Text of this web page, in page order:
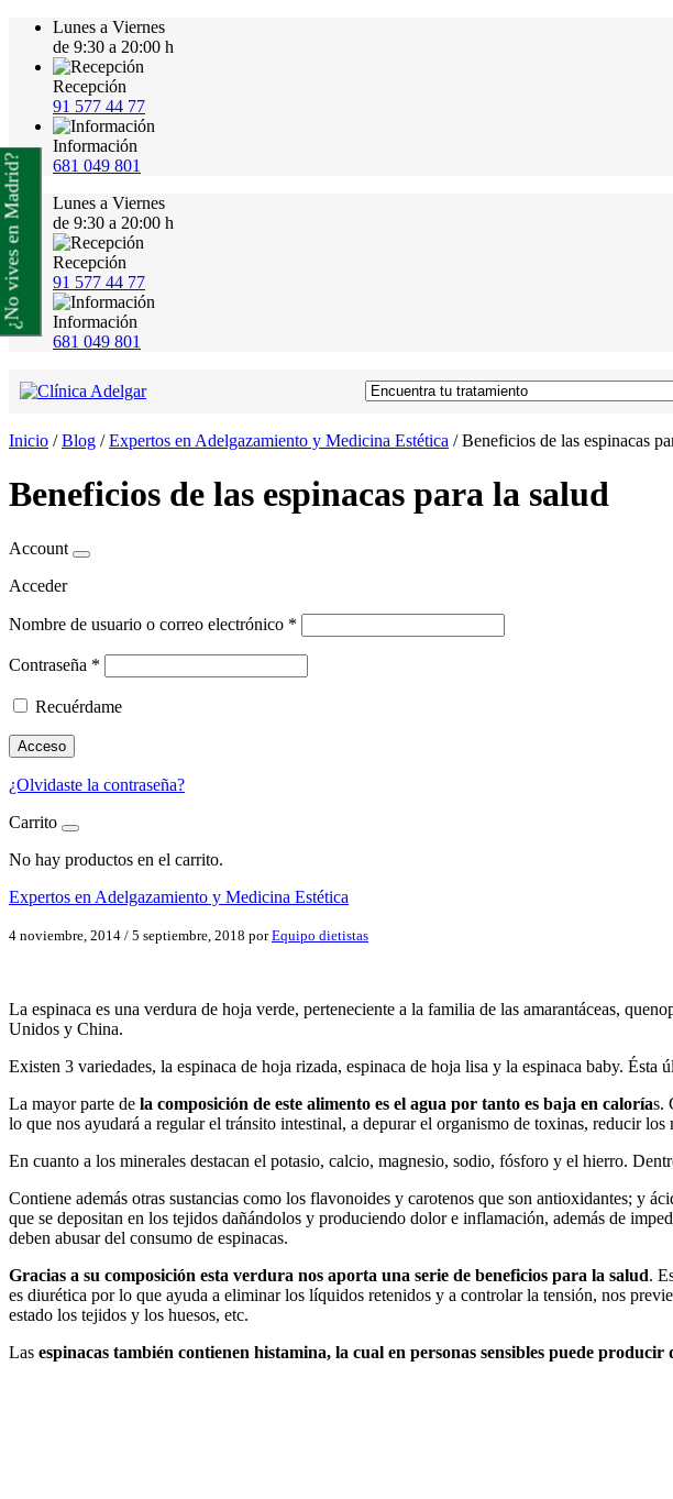
Lunes a Viernes
de 9:30 a 20:00 h
Recepción
91 577 44 77
Información
681 049 801
Lunes a Viernes
de 9:30 a 20:00 h
Recepción
91 577 44 77
Información
681 049 801
Inicio /Blog /Expertos en Adelgazamiento y Medicina Estética /Beneficios de las espinacas
Beneficios de las espinacas para la salud
Account
Acceder
Nombre de usuario o correo electrónico *
Contraseña *
Recuérdame
Acceso
¿Olvidaste la contraseña?
Carrito
No hay productos en el carrito.
Expertos en Adelgazamiento y Medicina Estética
4 noviembre, 2014 / 5 septiembre, 2018 porEquipo dietistas
La espinaca es una verdura de hoja verde, perteneciente a la familia de las amarantáceas,
Unidos y China.
Existen 3 variedades, la espinaca de hoja rizada, espinaca de hoja lisa y la espinaca baby. Ésta
La mayor parte de la composición de este alimento es el agua por tanto es baja en calorías.
lo que nos ayudará a regular el tránsito intestinal, a depurar el organismo de toxinas, reducir
En cuanto a los minerales destacan el potasio, calcio, magnesio, sodio, fósforo y el hierro.
Contiene además otras sustancias como los flavonoides y carotenos que son antioxidantes; y
que se depositan en los tejidos dañándolos y produciendo dolor e inflamación, además de
deben abusar del consumo de espinacas.
Gracias a su composición esta verdura nos aporta una serie de beneficios para la salud.
es diurética por lo que ayuda a eliminar los líquidos retenidos y a controlar la tensión, nos
estado los tejidos y los huesos, etc.
Las espinacas también contienen histamina, la cual en personas sensibles puede producir
¿No vives en Madrid?